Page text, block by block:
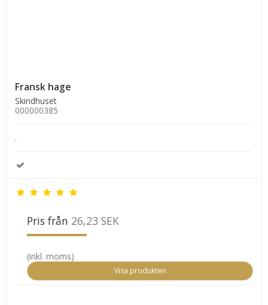
Fransk hage
Skindhuset
000000385
.
Pris från 26,23 SEK
(inkl. moms)
Visa produkten